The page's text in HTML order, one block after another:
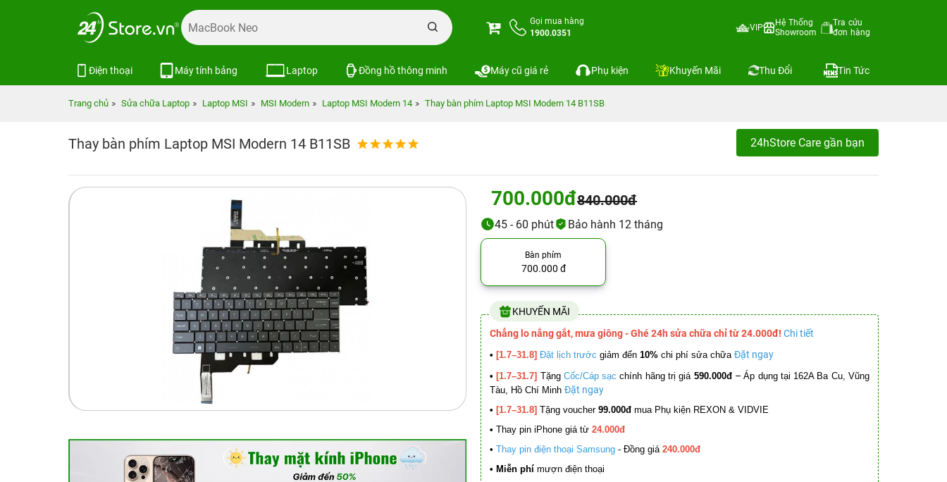
Gọi mua hàng
1900.0351
VIP
Hệ Thống
Showroom
Tra cứu
đơn hàng
Điện thoại Máy tính bảng Laptop Đồng hồ thông minh Máy cũ giá rẻ Phụ kiện Khuyến Mãi Thu Đổi Tin Tức
Trang chủ Sửa chữa Laptop Laptop MSI MSI Modern Laptop MSI Modern 14 Thay bàn phím Laptop MSI Modern 14 B11SB
Thay bàn phím Laptop MSI Modern 14 B11SB 24hStore Care gần bạn
700.000đ840.000đ
45 - 60 phút Bảo hành 12 tháng
Bàn phím
700.000 đ
KHUYẾN MÃI
Chẳng lo nắng gắt, mưa giông - Ghé 24h sửa chữa chỉ từ 24.000đ! Chi tiết
• [1.7–31.8] Đặt lịch trước giảm đến 10% chi phí sửa chữa Đặt ngay
• [1.7–31.7] Tặng Cốc/Cáp sạc chính hãng trị giá 590.000đ –Áp dụng tại 162A Ba Cu, Vũng
Tàu, Hồ Chí Minh Đặt ngay
• [1.7–31.8] Tặng voucher 99.000đ mua Phụ kiện REXON & VIDVIE
• Thay pin iPhone giá từ 24.000đ
• Thay pin điện thoại Samsung - Đồng giá 240.000đ
• Miễn phí mượn điện thoại